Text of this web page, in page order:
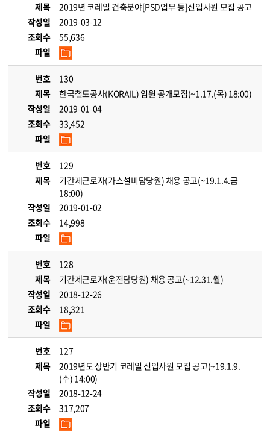
제목
2019년 코레일 건축분야[PSD업무 등]신입사원 모집 공고
작성일
2019-03-12
조회수
55,636
파일
번호
130
제목
한국철도공사(KORAIL) 임원 공개모집(~1.17.(목) 18:00)
작성일
2019-01-04
조회수
33,452
파일
번호
129
제목
기간제근로자(가스설비담당원) 채용 공고(~19.1.4.금
18:00)
작성일
2019-01-02
조회수
14,998
파일
번호
128
제목
기간제근로자(운전담당원) 채용 공고(~12.31.월)
작성일
2018-12-26
조회수
18,321
파일
번호
127
제목
2019년도 상반기 코레일 신입사원 모집 공고(~19.1.9.
(수) 14:00)
작성일
2018-12-24
조회수
317,207
파일